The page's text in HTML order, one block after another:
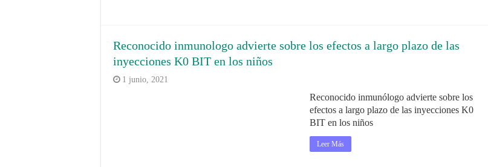
Reconocido inmunologo advierte sobre los efectos a largo plazo de las
inyecciones K0 BIT en los niños
1 junio, 2021
Reconocido inmunólogo advierte sobre los
efectos a largo plazo de las inyecciones K0
BIT en los niños
Leer Más